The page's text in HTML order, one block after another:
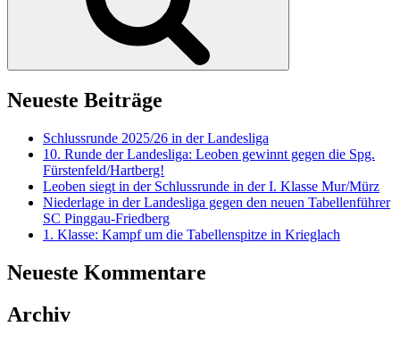
Neueste Beiträge
Schlussrunde 2025/26 in der Landesliga
10. Runde der Landesliga: Leoben gewinnt gegen die Spg.
Fürstenfeld/Hartberg!
Leoben siegt in der Schlussrunde in der I. Klasse Mur/Mürz
Niederlage in der Landesliga gegen den neuen Tabellenführer
SC Pinggau-Friedberg
1. Klasse: Kampf um die Tabellenspitze in Krieglach
Neueste Kommentare
Archiv